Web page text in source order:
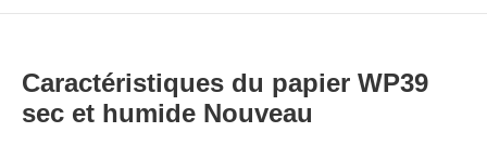
Caractéristiques du papier WP39
sec et humide Nouveau